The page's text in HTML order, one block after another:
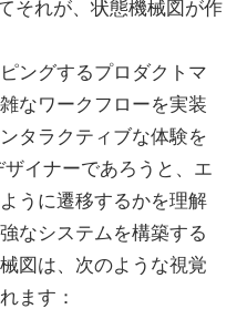
それが、状態機械図が作
ングするプロダクトマ
なワークフローを実装
タラクティブな体験を
イナーであろうと、エ
うに遷移するかを理解
なシステムを構築する
図は、次のような視覚
ます：